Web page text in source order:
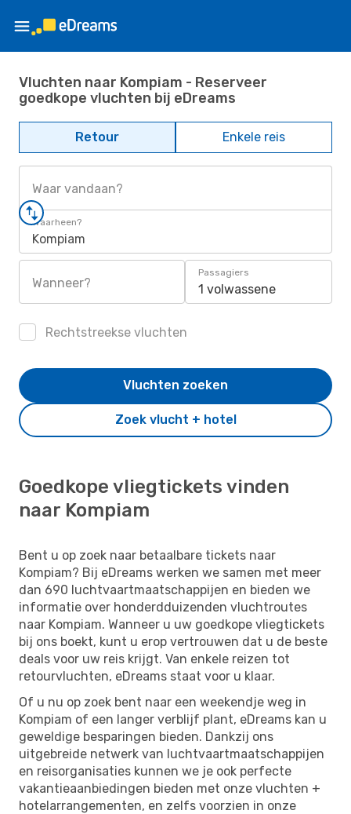
Vluchten naar Kompiam - Reserveer
goedkope vluchten bij eDreams
Retour Enkele reis
Waar vandaan?
Waarheen?
Kompiam
Wanneer?
Passagiers
1 volwassene
Rechtstreekse vluchten
Zoek vlucht + hotel
Vluchten zoeken
Goedkope vliegtickets vinden
naar Kompiam
Bent u op zoek naar betaalbare tickets naar
Kompiam? Bij eDreams werken we samen met meer
dan 690 luchtvaartmaatschappijen en bieden we
informatie over honderdduizenden vluchtroutes
naar Kompiam. Wanneer u uw goedkope vliegtickets
bij ons boekt, kunt u erop vertrouwen dat u de beste
deals voor uw reis krijgt. Van enkele reizen tot
retourvluchten, eDreams staat voor u klaar.
Of u nu op zoek bent naar een weekendje weg in
Kompiam of een langer verblijf plant, eDreams kan u
geweldige besparingen bieden. Dankzij ons
uitgebreide netwerk van luchtvaartmaatschappijen
en reisorganisaties kunnen we je ook perfecte
vakantieaanbiedingen bieden met onze vluchten +
hotelarrangementen, en zelfs voorzien in onze